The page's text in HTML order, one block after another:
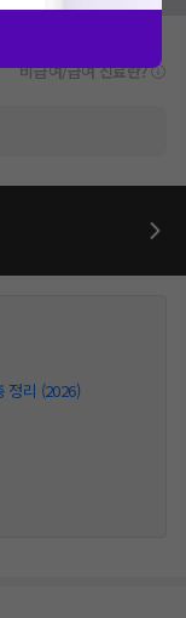
비급여/급여 진료란?
정리 (2026)